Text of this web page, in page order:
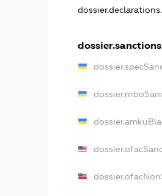
dossier.sanctions